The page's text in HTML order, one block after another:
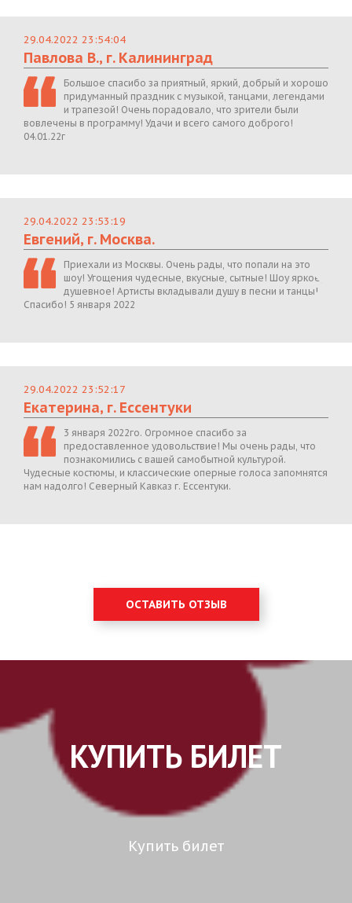
29.04.2022 23:54:04
Павлова В., г. Калининград
Большое спасибо за приятный, яркий, добрый и хорошо
придуманный праздник с музыкой, танцами, легендами
и трапезой! Очень порадовало, что зрители были
вовлечены в программу! Удачи и всего самого доброго!
04.01.22г
29.04.2022 23:53:19
Евгений, г. Москва.
Приехали из Москвы. Очень рады, что попали на это
шоу! Угощения чудесные, вкусные, сытные! Шоу яркое,
душевное! Артисты вкладывали душу в песни и танцы!
Спасибо! 5 января 2022
29.04.2022 23:52:17
Екатерина, г. Ессентуки
3 января 2022го. Огромное спасибо за
предоставленное удовольствие! Мы очень рады, что
познакомились с вашей самобытной культурой.
Чудесные костюмы, и классические оперные голоса запомнятся
нам надолго! Северный Кавказ г. Ессентуки.
ОСТАВИТЬ ОТЗЫВ
КУПИТЬ БИЛЕТ
Купить билет